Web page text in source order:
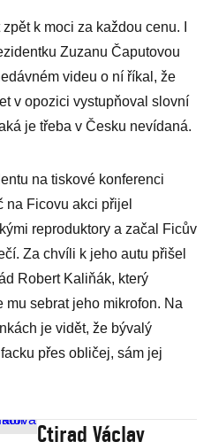
jídlo si
zlevníme!
k moci za každou cenu. I
Zuzanu Čaputovou
videu o ní říkal, že
v opozici vystupňoval slovní
je třeba v Česku nevídaná.
na tiskové konferenci
na Ficovu akci přijel
reproduktory a začal Ficův
Za chvíli k jeho autu přišel
Robert Kaliňák, který
mu sebrat jeho mikrofon. Na
je vidět, že bývalý
přes obličej, sám jej
Ctirad Václav